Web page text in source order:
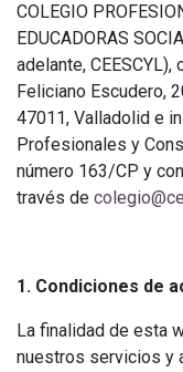
COLEGIO
EDUCADORAS
adelante,
Feliciano Escudero,
47011, Valladolid e
Profesionales y
número 163/CP y
través de
1. Condiciones de
La finalidad de esta
nuestros servicios y